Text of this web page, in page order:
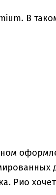
В
Рио